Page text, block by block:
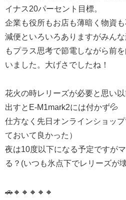
イナス20パーセント目標。
企業も役所もお店も薄暗く物資
減便といろいろありますがみん
もプラス思考で節電しながら前
いました。大げさでしたね！
花火の時レリーズが必要と思い
出すとE-M1mark2には付かず💦
仕方なく先日オンラインショッ
ておいて良かった）
夜は10度以下になる予定ですが
る？(いつも氷点下でレリーズが
🚗🔸🔸🔸🔸🔸